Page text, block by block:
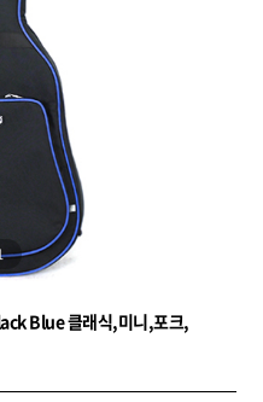
Blue 클래식,미니,포크,